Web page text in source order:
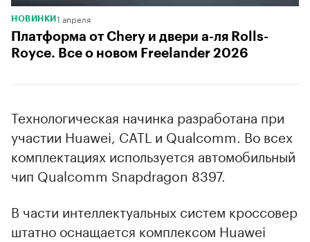
НОВИНКИ 1 апреля
Платформа от Chery и двери а-ля Rolls-
Royce. Все о новом Freelander 2026
Технологическая начинка разработана при
участии Huawei, CATL и Qualcomm. Во всех
комплектациях используется автомобильный
чип Qualcomm Snapdragon 8397.
В части интеллектуальных систем кроссовер
штатно оснащается комплексом Huawei